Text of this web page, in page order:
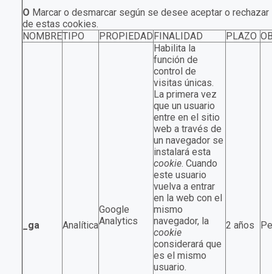
O Marcar o desmarcar según se desee aceptar o
de estas cookies.
NOMBRETIPO PROPIEDAD FINALIDAD PLAZO
_ga Analítica
Google
Analytics
Habilita la
función de
control de
visitas únicas.
La primera vez
que un usuario
entre en el sitio
web a través de
un navegador se
instalará esta
cookie. Cuando
este usuario
vuelva a entrar
en la web con el
mismo
navegador, la
cookie
considerará que
es el mismo
usuario.
2 años